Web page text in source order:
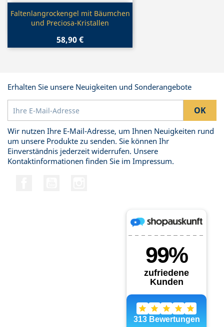
Vorschau
Faltenlangrockengel mit Bäumchen
und Preciosa-Kristallen
58,90 €
Erhalten Sie unsere Neuigkeiten und Sonderangebote
Wir nutzen Ihre E-Mail-Adresse, um Ihnen Neuigkeiten rund
um unsere Produkte zu senden. Sie können Ihr
Einverständnis jederzeit widerrufen. Unsere
Kontaktinformationen finden Sie im Impressum.